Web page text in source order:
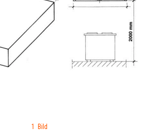
1 Bild